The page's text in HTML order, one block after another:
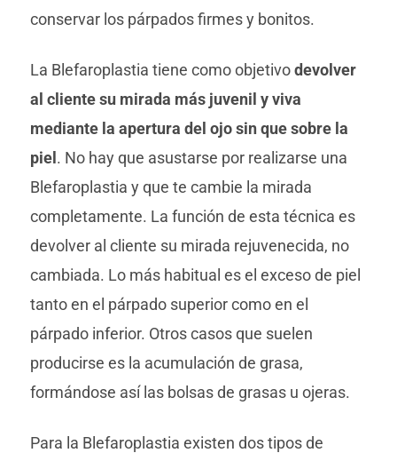
conservar los párpados firmes y bonitos.
La Blefaroplastia tiene como objetivodevolver
al cliente su mirada más juvenil y viva
mediante la apertura del ojo sin que sobre la
piel . No hay que asustarse por realizarse una
Blefaroplastia y que te cambie la mirada
completamente. La función de esta técnica es
devolver al cliente su mirada rejuvenecida, no
cambiada. Lo más habitual es el exceso de piel
tanto en el párpado superior como en el
párpado inferior. Otros casos que suelen
producirse es la acumulación de grasa,
formándose así las bolsas de grasas u ojeras.
Para la Blefaroplastia existen dos tipos de